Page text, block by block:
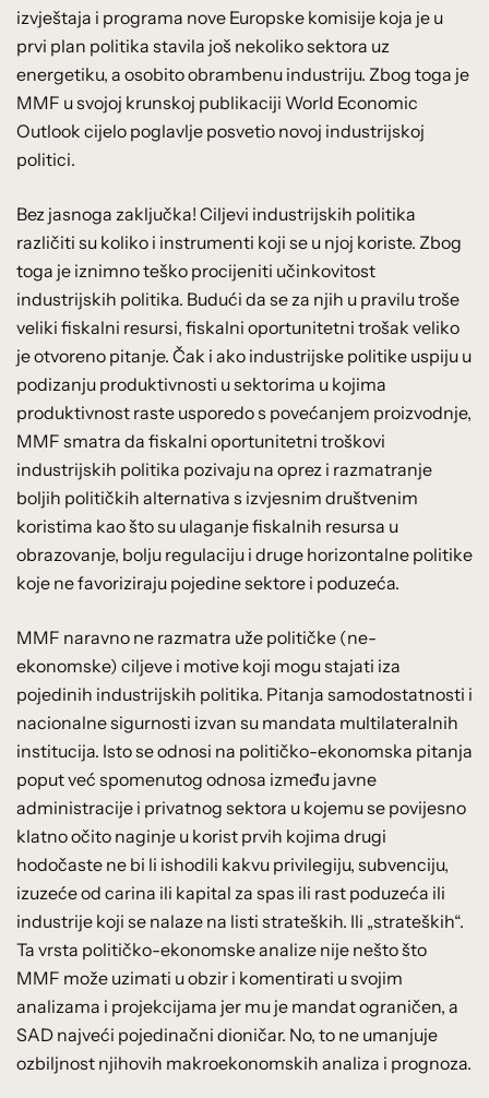
izvještaja i programa nove Europske komisije koja je u
prvi plan politika stavila još nekoliko sektora uz
energetiku, a osobito obrambenu industriju. Zbog toga je
MMF u svojoj krunskoj publikaciji World Economic
Outlook cijelo poglavlje posvetio novoj industrijskoj
politici.
Bez jasnoga zaključka! Ciljevi industrijskih politika
različiti su koliko i instrumenti koji se u njoj koriste. Zbog
toga je iznimno teško procijeniti učinkovitost
industrijskih politika. Budući da se za njih u pravilu troše
veliki fiskalni resursi, fiskalni oportunitetni trošak veliko
je otvoreno pitanje. Čak i ako industrijske politike uspiju u
podizanju produktivnosti u sektorima u kojima
produktivnost raste usporedo s povećanjem proizvodnje,
MMF smatra da fiskalni oportunitetni troškovi
industrijskih politika pozivaju na oprez i razmatranje
boljih političkih alternativa s izvjesnim društvenim
koristima kao što su ulaganje fiskalnih resursa u
obrazovanje, bolju regulaciju i druge horizontalne politike
koje ne favoriziraju pojedine sektore i poduzeća.
MMF naravno ne razmatra uže političke (ne-
ekonomske) ciljeve i motive koji mogu stajati iza
pojedinih industrijskih politika. Pitanja samodostatnosti i
nacionalne sigurnosti izvan su mandata multilateralnih
institucija. Isto se odnosi na političko-ekonomska pitanja
poput već spomenutog odnosa između javne
administracije i privatnog sektora u kojemu se povijesno
klatno očito naginje u korist prvih kojima drugi
hodočaste ne bi li ishodili kakvu privilegiju, subvenciju,
izuzeće od carina ili kapital za spas ili rast poduzeća ili
industrije koji se nalaze na listi strateških. Ili „strateških“.
Ta vrsta političko-ekonomske analize nije nešto što
MMF može uzimati u obzir i komentirati u svojim
analizama i projekcijama jer mu je mandat ograničen, a
SAD najveći pojedinačni dioničar. No, to ne umanjuje
ozbiljnost njihovih makroekonomskih analiza i prognoza.